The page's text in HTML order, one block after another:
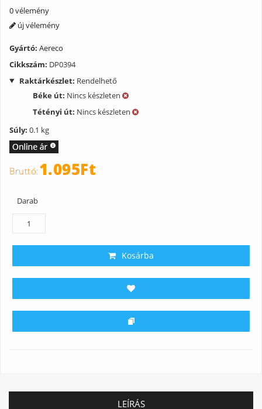
0 vélemény
új vélemény
Gyártó: Aereco
Cikkszám: DP0394
Raktárkészlet: Rendelhető
Béke út: Nincs készleten
Tétényi út: Nincs készleten
Súly: 0.1 kg
1.095Ft
Darab
Kosárba
LEÍRÁS